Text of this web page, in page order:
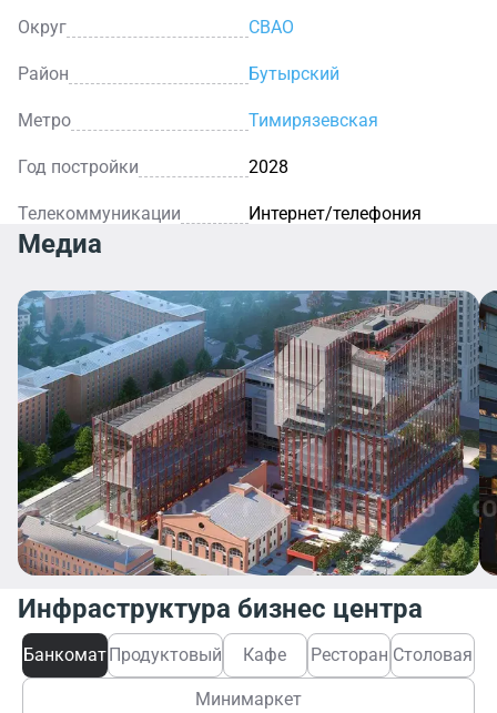
Округ СВАО
Район Бутырский
Метро Тимирязевская
Год постройки 2028
Телекоммуникации Интернет/телефония
Медиа
Инфраструктура бизнес центра
БанкоматПродуктовый Кафе Ресторан Столовая
Минимаркет